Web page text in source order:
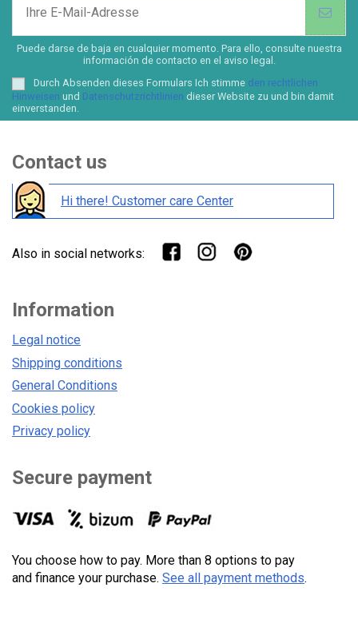
Puede darse de baja en cualquier momento. Para ello, consulte nuestra
información de contacto en el aviso legal.
Durch Absenden dieses Formulars Ich stimme den rechtlichen
Hinweisen und Datenschutzrichtlinien dieser Website zu und bin damit
einverstanden.
Contact us
Hi there! Customer care Center
Also in social networks:
Information
Legal notice
Shipping conditions
General Conditions
Cookies policy
Privacy policy
Secure payment
You choose how to pay. More than 8 options to pay
and finance your purchase. See all payment methods.